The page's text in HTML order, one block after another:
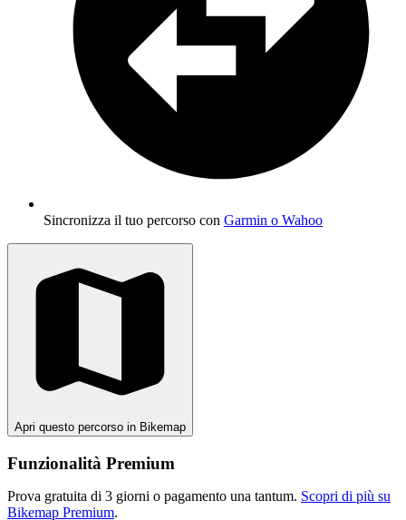
Sincronizza il tuo percorso con Garmin o Wahoo
Apri questo percorso in Bikemap
Funzionalità Premium
Prova gratuita di 3 giorni o pagamento una tantum. Scopri di più su
Bikemap Premium.